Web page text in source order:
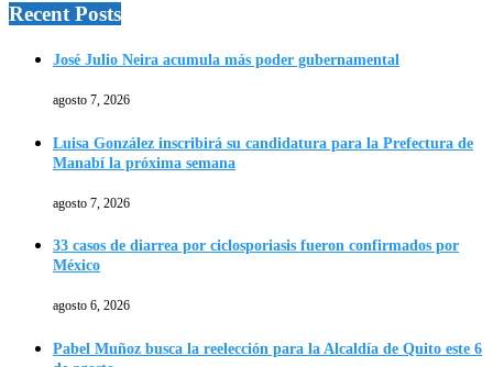
Recent Posts
José Julio Neira acumula más poder gubernamental
agosto 7, 2026
Luisa González inscribirá su candidatura para la Prefectura de
Manabí la próxima semana
agosto 7, 2026
33 casos de diarrea por ciclosporiasis fueron confirmados por
México
agosto 6, 2026
Pabel Muñoz busca la reelección para la Alcaldía de Quito este 6